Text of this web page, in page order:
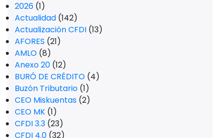
2026 (1)
Actualidad (142)
Actualización CFDI (13)
AFORES (21)
AMLO (8)
Anexo 20 (12)
BURÓ DE CRÉDITO (4)
Buzón Tributario (1)
CEO Miskuentas (2)
CEO MK (1)
CFDI 3.3 (23)
CFDI 4.0 (32)